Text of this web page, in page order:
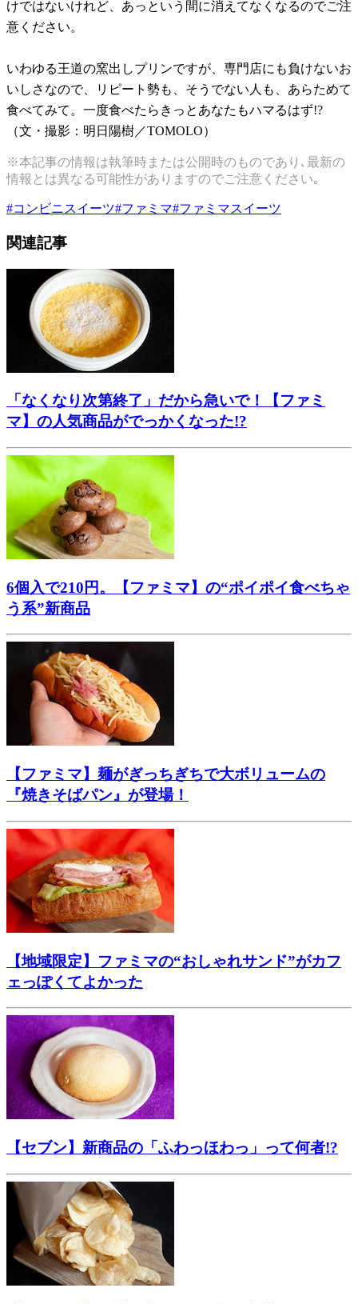
けではないけれど、あっという間に消えてなくなるのでご注
意ください。
いわゆる王道の窯出しプリンですが、専門店にも負けないお
いしさなので、リピート勢も、そうでない人も、あらためて
食べてみて。一度食べたらきっとあなたもハマるはず!?
（文・撮影：明日陽樹／TOMOLO）
※本記事の情報は執筆時または公開時のものであり､最新の
情報とは異なる可能性がありますのでご注意ください｡
#コンビニスイーツ#ファミマ#ファミマスイーツ
関連記事
「なくなり次第終了」だから急いで！【ファミ
マ】の人気商品がでっかくなった!?
6個入で210円。【ファミマ】の“ポイポイ食べちゃ
う系”新商品
【ファミマ】麺がぎっちぎちで大ボリュームの
『焼きそばパン』が登場！
【地域限定】ファミマの“おしゃれサンド”がカフ
ェっぽくてよかった
【セブン】新商品の「ふわっほわっ」って何者!?